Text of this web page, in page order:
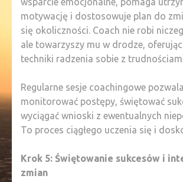
motywację i dostosowuje plan do
się okoliczności. Coach nie robi
ale towarzyszy mu w drodze,
techniki radzenia sobie z
Regularne sesje coachingowe
monitorować postępy, świętować
wyciągać wnioski z ewentualnych
To proces ciągłego uczenia się i
Krok 5: Świętowanie sukcesów i
zmian